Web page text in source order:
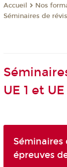
Accueil
Nos
Séminaires de
UE 1 et
Séminaires
épreuves